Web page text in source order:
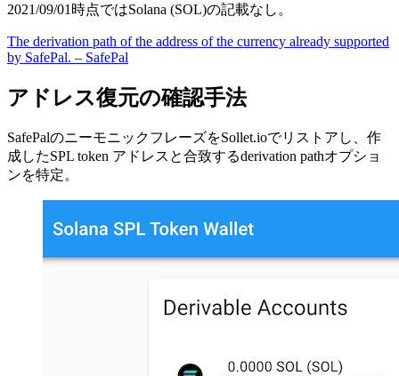
2021/09/01時点ではSolana (SOL)の記載なし。
The derivation path of the address of the currency already supported
by SafePal. – SafePal
アドレス復元の確認手法
SafePalのニーモニックフレーズをSollet.ioでリストアし、作
成したSPL token アドレスと合致するderivation pathオプショ
ンを特定。